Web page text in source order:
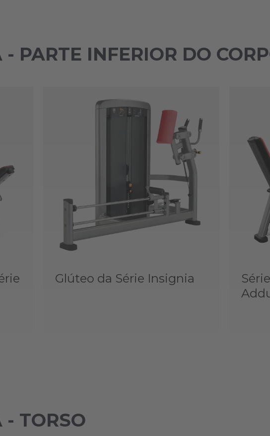
PARTE INFERIOR DO
Glúteo da Série Insignia
- TORSO